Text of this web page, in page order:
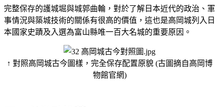
完整保存的護城堀與城郭曲輪，對於了解日本近代的政治、軍
事情況與築城技術的關係有很高的價值，這也是高岡城列入日
本國家史蹟及入選為富山縣唯一百大名城的重要原因。
↑ 對照高岡城古今圖樣，完全保存配置原貌 (古圖摘自高岡博
物館官網)